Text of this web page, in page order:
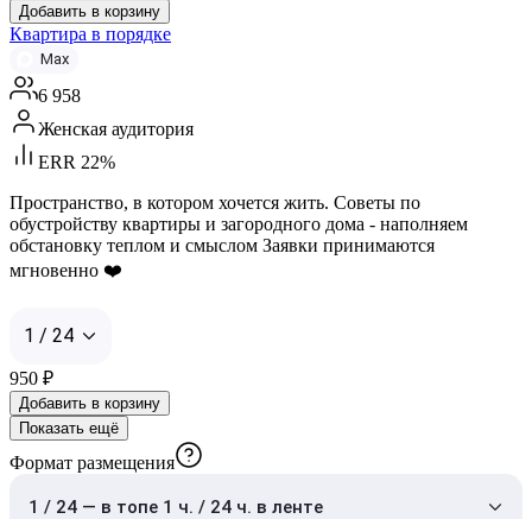
Добавить в корзину
Квартира в порядке
Max
6 958
Женская аудитория
ERR 22%
Пространство, в котором хочется жить. Советы по
обустройству квартиры и загородного дома - наполняем
обстановку теплом и смыслом Заявки принимаются
мгновенно ❤️
1 / 24
950 ₽
Добавить в корзину
Показать ещё
Формат размещения
1 / 24 — в топе 1 ч. / 24 ч. в ленте